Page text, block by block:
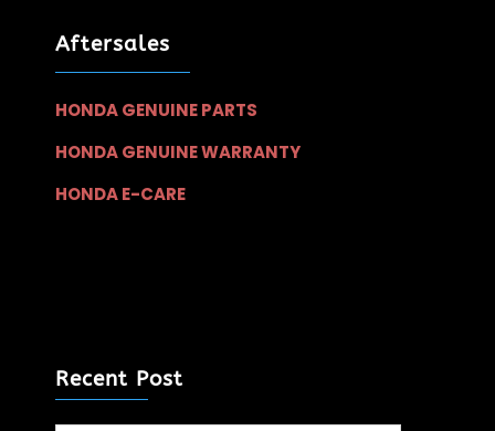
Aftersales
HONDA GENUINE PARTS
HONDA GENUINE WARRANTY
HONDA E-CARE
Recent Post